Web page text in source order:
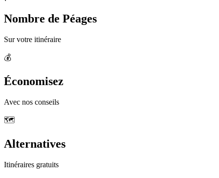
Nombre de Péages
Sur votre itinéraire
💰
Économisez
Avec nos conseils
🗺️
Alternatives
Itinéraires gratuits